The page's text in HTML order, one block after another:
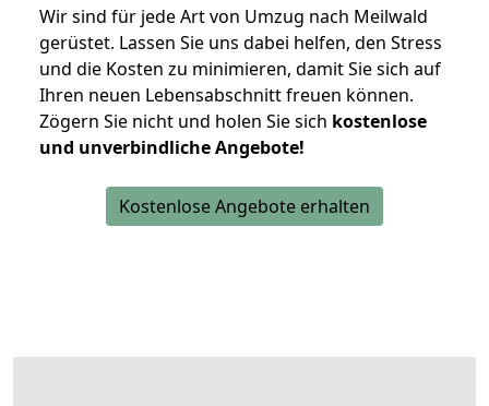
Wir sind für jede Art von Umzug nach Meilwald
gerüstet. Lassen Sie uns dabei helfen, den Stress
und die Kosten zu minimieren, damit Sie sich auf
Ihren neuen Lebensabschnitt freuen können.
Zögern Sie nicht und holen Sie sich kostenlose
und unverbindliche Angebote!
Kostenlose Angebote erhalten